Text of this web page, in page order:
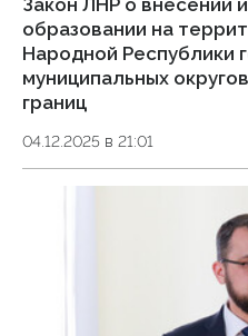
Закон ЛНР о внесении
образовании на
Народной Республики
муниципальных
границ
04.12.2025 в 21:01